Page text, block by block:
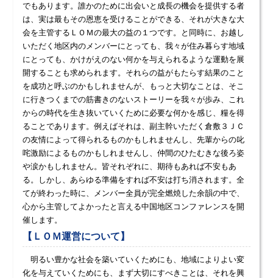
でもあります。誰かのために出会いと成長の機会を提供する者
は、実は最もその恩恵を受けることができる、それが大きな大
会を主管するＬＯＭの最大の益の１つです。と同時に、お越し
いただく地区内のメンバーにとっても、我々が住み暮らす地域
にとっても、かけがえのない何かを与えられるような運動を展
開することも求められます。それらの益がもたらす結果のこと
を成功と呼ぶのかもしれませんが、もっと大切なことは、そこ
に行きつくまでの筋書きのないストーリーを我々が歩み、これ
からの時代を生き抜いていくために必要な何かを感じ、糧を得
ることであります。例えばそれは、副主幹いただく倉敷３ＪＣ
の友情によって得られるものかもしれませんし、先輩からの叱
咤激励によるものかもしれませんし、仲間のひたむきな後ろ姿
や涙かもしれません。皆それぞれに、期待もあれば不安もあ
る。しかし、あらゆる準備をすれば不安は打ち消されます。全
てが終わった時に、メンバー全員が完全燃焼した余韻の中で、
心から主管してよかったと言える中国地区コンファレンスを開
催します。
【ＬＯＭ運営について】
明るい豊かな社会を築いていくためにも、地域によりよい変
化を与えていくためにも、まず大切にすべきことは、それを興